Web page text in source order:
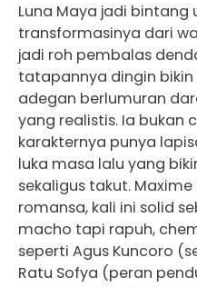
Luna Maya jadi bintang
transformasinya dari
jadi roh pembalas
tatapannya dingin
adegan berlumuran
yang realistis. Ia bukan
karakternya punya
luka masa lalu yang
sekaligus takut.
romansa, kali ini solid
macho tapi rapuh,
seperti Agus Kuncoro
Ratu Sofya (peran